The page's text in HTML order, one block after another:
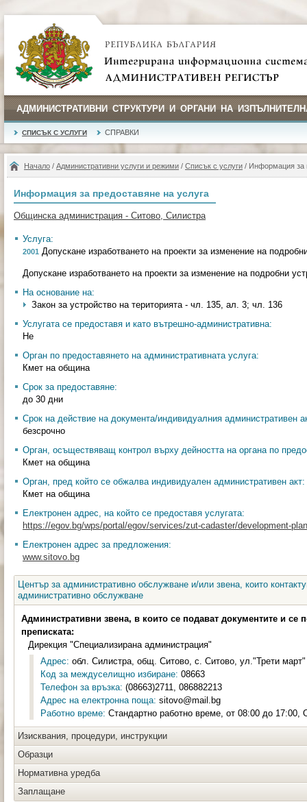
АДМИНИСТРАТИВНИ СТРУКТУРИ И ОРГАНИ НА
СПИСЪК С УСЛУГИ СПРАВКИ
Начало / Административни услуги и режими / Списък с услуги / Информация за
Информация за предоставяне на услуга
Общинска администрация - Ситово, Силистра
Услуга:
2001 Допускане изработването на проекти за изменение на
Допускане изработването на проекти за изменение на подробни
На основание на:
Закон за устройство на територията - чл. 135, ал. 3; чл. 136
Услугата се предоставя и като вътрешно-административна:
Не
Орган по предоставянето на административната услуга:
Кмет на община
Срок за предоставяне:
до 30 дни
Срок на действие на документа/индивидуалния административен
безсрочно
Орган, осъществяващ контрол върху дейността на органа по
Кмет на община
Орган, пред който се обжалва индивидуален административен акт:
Кмет на община
Електронен адрес, на който се предоставя услугата:
https://egov.bg/wps/portal/egov/services/zut-cadaster/development-
Електронен адрес за предложения:
www.sitovo.bg
Център за административно обслужване и/или звена, които
административно обслужване
Административни звена, в които се подават документите и се
преписката:
Дирекция "Специализирана администрация"
Адрес: обл. Силистра, общ. Ситово, с. Ситово, ул."Трети
Код за междуселищно избиране: 08663
Телефон за връзка: (08663)2711, 086882213
Адрес на електронна поща: sitovo@mail.bg
Работно време: Стандартно работно време, от 08:00 до 17:00,
Изисквания, процедури, инструкции
Образци
Нормативна уредба
Заплащане